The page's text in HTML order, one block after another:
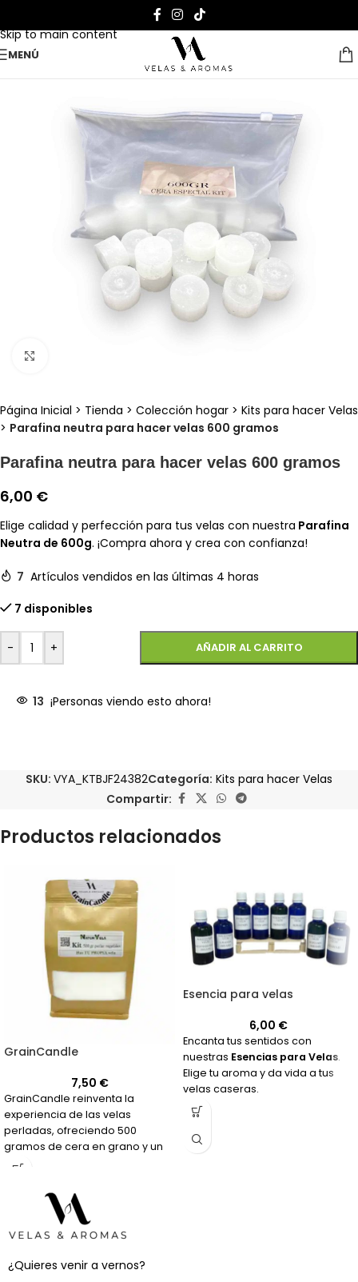
Skip to main content
MENÚ
Página Inicial > Tienda > Colección hogar > Kits para hacer Velas
> Parafina neutra para hacer velas 600 gramos
Parafina neutra para hacer velas 600 gramos
6,00 €
Elige calidad y perfección para tus velas con nuestra Parafina
Neutra de 600g. ¡Compra ahora y crea con confianza!
7 Artículos vendidos en las últimas 4 horas
7 disponibles
- + AÑADIR AL CARRITO
13 ¡Personas viendo esto ahora!
SKU: VYA_KTBJF24382Categoría: Kits para hacer Velas
Compartir:
Productos relacionados
GrainCandle
7,50 €
GrainCandle reinventa la
experiencia de las velas
perladas, ofreciendo 500
gramos de cera en grano y un
paquete de 14 mechas de
puedas crear tu propia vela
perlada en el recipiente que
elijas. Este concepto único no
solo te permite personalizar tu
vela, sino que también integra la
belleza y singularidad de las
Esencia para velas
6,00 €
Encanta tus sentidos con
nuestras Esencias para Velas.
Elige tu aroma y da vida a tus
velas caseras.
¿Quieres venir a vernos?